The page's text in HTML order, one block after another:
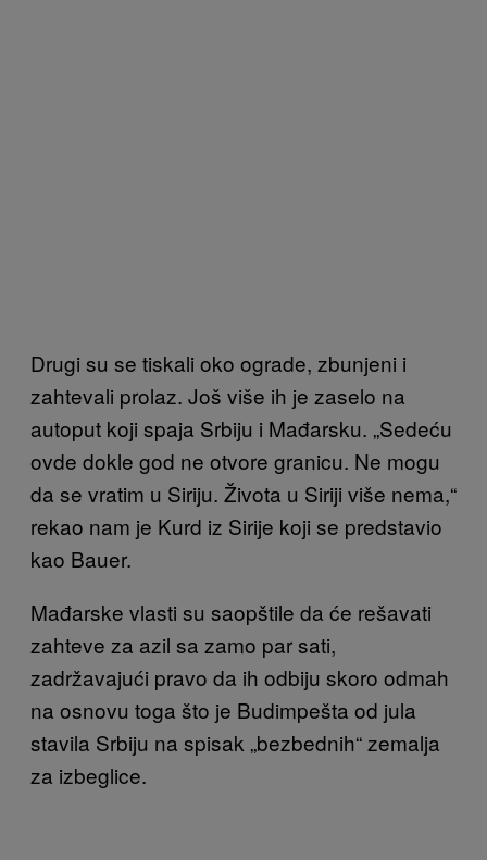
Drugi su se tiskali oko ograde, zbunjeni i
zahtevali prolaz. Još više ih je zaselo na
autoput koji spaja Srbiju i Mađarsku. „Sedeću
ovde dokle god ne otvore granicu. Ne mogu
da se vratim u Siriju. Života u Siriji više nema,“
rekao nam je Kurd iz Sirije koji se predstavio
kao Bauer.
Mađarske vlasti su saopštile da će rešavati
zahteve za azil sa zamo par sati,
zadržavajući pravo da ih odbiju skoro odmah
na osnovu toga što je Budimpešta od jula
stavila Srbiju na spisak „bezbednih“ zemalja
za izbeglice.